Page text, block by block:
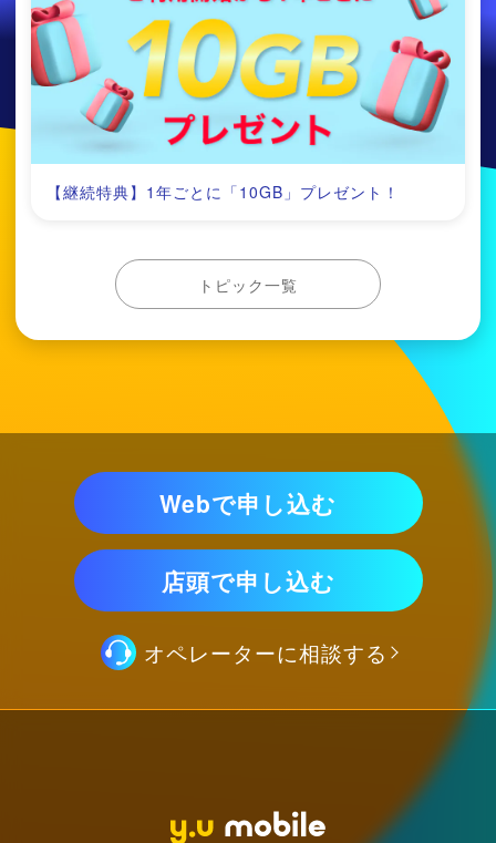
【継続特典】1年ごとに「10GB」プレゼント！
トピック一覧
Webで申し込む
店頭で申し込む
オペレーターに相談する